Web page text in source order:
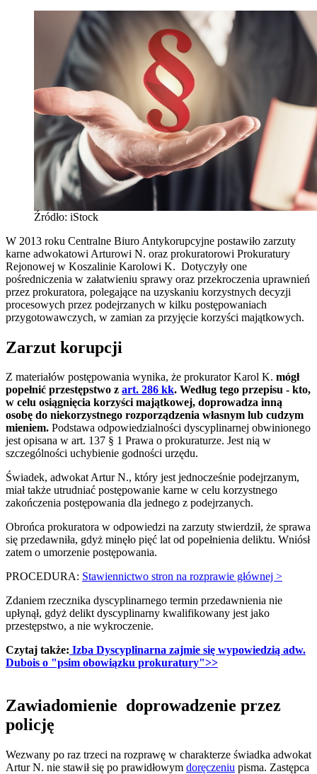
Źródło: iStock
W 2013 roku Centralne Biuro Antykorupcyjne postawiło zarzuty
karne adwokatowi Arturowi N. oraz prokuratorowi Prokuratury
Rejonowej w Koszalinie Karolowi K. Dotyczyły one
pośredniczenia w załatwieniu sprawy oraz przekroczenia uprawnień
przez prokuratora, polegające na uzyskaniu korzystnych decyzji
procesowych przez podejrzanych w kilku postępowaniach
przygotowawczych, w zamian za przyjęcie korzyści majątkowych.
Zarzut korupcji
Z materiałów postępowania wynika, że prokurator Karol K. mógł
popełnić przestępstwo z art. 286 kk. Według tego przepisu - kto,
w celu osiągnięcia korzyści majątkowej, doprowadza inną
osobę do niekorzystnego rozporządzenia własnym lub cudzym
mieniem. Podstawa odpowiedzialności dyscyplinarnej obwinionego
jest opisana w art. 137 § 1 Prawa o prokuraturze. Jest nią w
szczególności uchybienie godności urzędu.
Świadek, adwokat Artur N., który jest jednocześnie podejrzanym,
miał także utrudniać postępowanie karne w celu korzystnego
zakończenia postępowania dla jednego z podejrzanych.
Obrońca prokuratora w odpowiedzi na zarzuty stwierdził, że sprawa
się przedawniła, gdyż minęło pięć lat od popełnienia deliktu. Wniósł
zatem o umorzenie postępowania.
PROCEDURA: Stawiennictwo stron na rozprawie głównej >
Zdaniem rzecznika dyscyplinarnego termin przedawnienia nie
upłynął, gdyż delikt dyscyplinarny kwalifikowany jest jako
przestępstwo, a nie wykroczenie.
Czytaj także: Izba Dyscyplinarna zajmie się wypowiedzią adw.
Dubois o "psim obowiązku prokuratury">>
Zawiadomienie doprowadzenie przez
policję
Wezwany po raz trzeci na rozprawę w charakterze świadka adwokat
Artur N. nie stawił się po prawidłowym doręczeniu pisma. Zastępca